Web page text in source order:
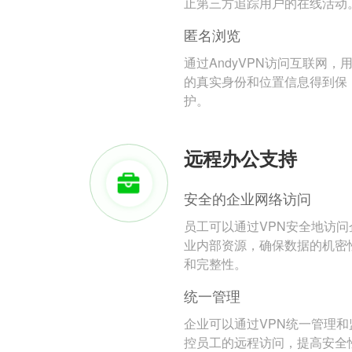
匿名浏览
通过AndyVPN访问互联网，
的真实身份和位置信息得到保
护。
远程办公支持
安全的企业网络访问
员工可以通过VPN安全地访
业内部资源，确保数据的机密
和完整性。
统一管理
企业可以通过VPN统一管理和
控员工的远程访问，提高安全